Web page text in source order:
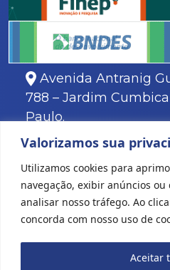
Valorizamos sua
Utilizamos cookies para
navegação, exibir anúncios
analisar nosso tráfego. Ao
concorda com nosso uso de
Aceitar
Avenida Antranig
788 – Jardim
Paulo.
113466-8000
113466-8088
Todos os direitos reservados